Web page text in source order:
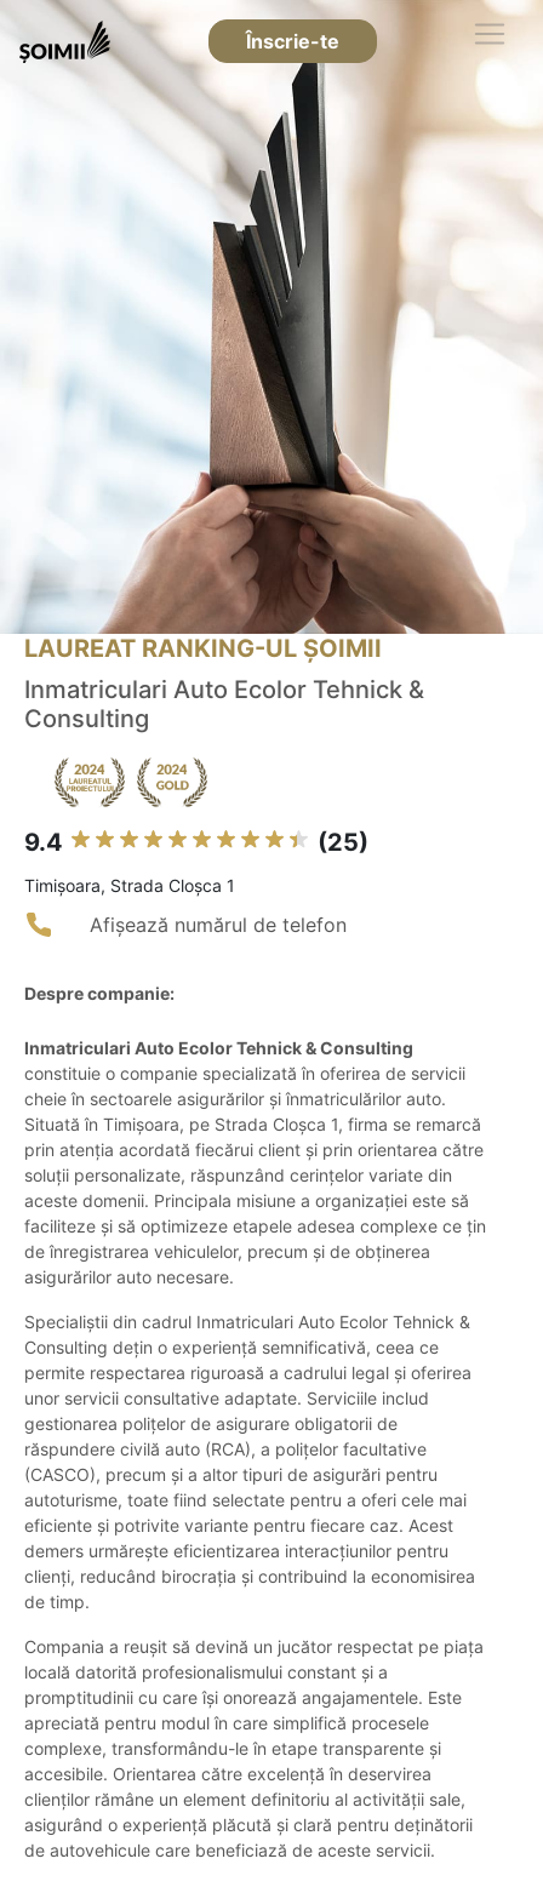
Înscrie-te
LAUREAT RANKING-UL ȘOIMII
Inmatriculari Auto Ecolor Tehnick &
Consulting
9.4 (25)
Timişoara, Strada Cloșca 1
Afișează numărul de telefon
Despre companie:
Inmatriculari Auto Ecolor Tehnick & Consulting
constituie o companie specializată în oferirea de servicii
cheie în sectoarele asigurărilor și înmatriculărilor auto.
Situată în Timișoara, pe Strada Cloșca 1, firma se remarcă
prin atenția acordată fiecărui client și prin orientarea către
soluții personalizate, răspunzând cerințelor variate din
aceste domenii. Principala misiune a organizației este să
faciliteze și să optimizeze etapele adesea complexe ce țin
de înregistrarea vehiculelor, precum și de obținerea
asigurărilor auto necesare.
Specialiștii din cadrul Inmatriculari Auto Ecolor Tehnick &
Consulting dețin o experiență semnificativă, ceea ce
permite respectarea riguroasă a cadrului legal și oferirea
unor servicii consultative adaptate. Serviciile includ
gestionarea polițelor de asigurare obligatorii de
răspundere civilă auto (RCA), a polițelor facultative
(CASCO), precum și a altor tipuri de asigurări pentru
autoturisme, toate fiind selectate pentru a oferi cele mai
eficiente și potrivite variante pentru fiecare caz. Acest
demers urmărește eficientizarea interacțiunilor pentru
clienți, reducând birocrația și contribuind la economisirea
de timp.
Compania a reușit să devină un jucător respectat pe piața
locală datorită profesionalismului constant și a
promptitudinii cu care își onorează angajamentele. Este
apreciată pentru modul în care simplifică procesele
complexe, transformându-le în etape transparente și
accesibile. Orientarea către excelență în deservirea
clienților rămâne un element definitoriu al activității sale,
asigurând o experiență plăcută și clară pentru deținătorii
de autovehicule care beneficiază de aceste servicii.